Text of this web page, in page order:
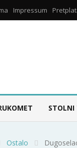
Impressum
STOLNI
Ostalo